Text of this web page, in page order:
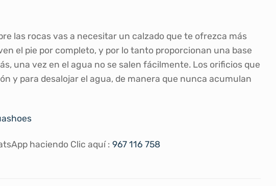
las rocas vas a necesitar un calzado que te ofrezca más
el pie por completo, y por lo tanto proporcionan una base
una vez en el agua no se salen fácilmente. Los orificios que
y para desalojar el agua, de manera que nunca acumulan
haciendo Clic aquí : 967 116 758